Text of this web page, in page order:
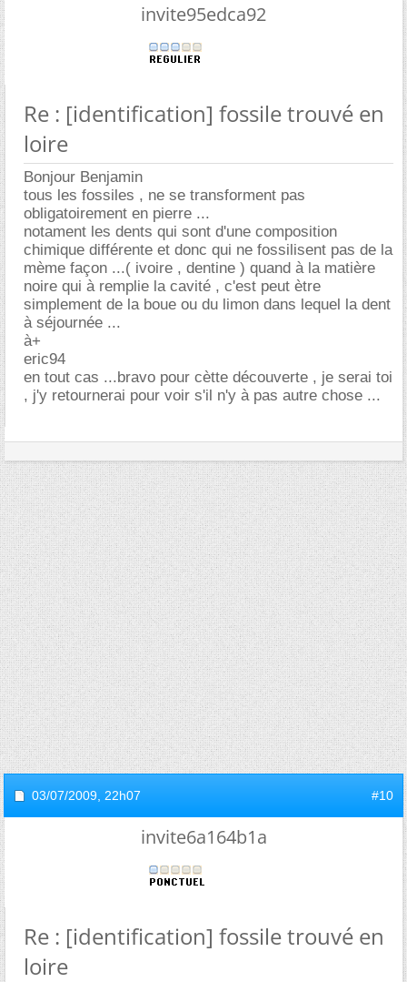
invite95edca92
Re : [identification] fossile trouvé en
loire
Bonjour Benjamin
tous les fossiles , ne se transforment pas
obligatoirement en pierre ...
notament les dents qui sont d'une composition
chimique différente et donc qui ne fossilisent pas de la
mème façon ...( ivoire , dentine ) quand à la matière
noire qui à remplie la cavité , c'est peut ètre
simplement de la boue ou du limon dans lequel la dent
à séjournée ...
à+
eric94
en tout cas ...bravo pour cètte découverte , je serai toi
, j'y retournerai pour voir s'il n'y à pas autre chose ...
03/07/2009, 22h07 #10
invite6a164b1a
Re : [identification] fossile trouvé en
loire